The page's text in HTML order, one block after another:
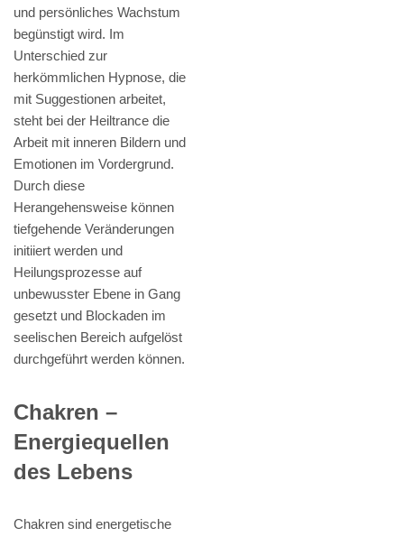
und persönliches Wachstum
begünstigt wird. Im
Unterschied zur
herkömmlichen Hypnose, die
mit Suggestionen arbeitet,
steht bei der Heiltrance die
Arbeit mit inneren Bildern und
Emotionen im Vordergrund.
Durch diese
Herangehensweise können
tiefgehende Veränderungen
initiiert werden und
Heilungsprozesse auf
unbewusster Ebene in Gang
gesetzt und Blockaden im
seelischen Bereich aufgelöst
durchgeführt werden können.
Chakren –
Energiequellen
des Lebens
Chakren sind energetische